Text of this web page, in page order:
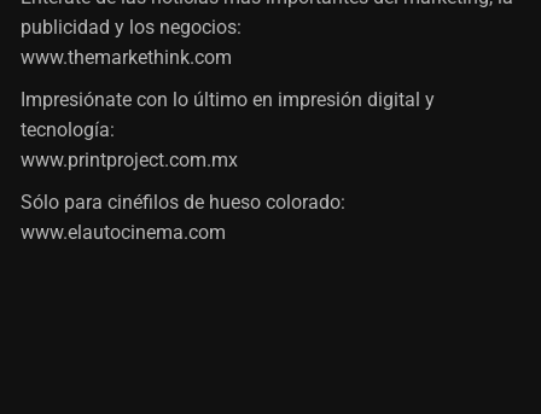
publicidad y los negocios:
www.themarkethink.com
Impresiónate con lo último en impresión digital y
tecnología:
www.printproject.com.mx
Sólo para cinéfilos de hueso colorado:
www.elautocinema.com